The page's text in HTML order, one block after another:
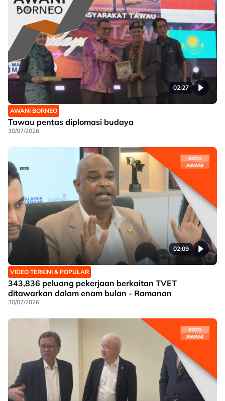
02:27
AWANI BORNEO
Tawau pentas diplomasi budaya
30/07/2026
02:09
VIDEO TERKINI & POPULAR
343,836 peluang pekerjaan berkaitan TVET
ditawarkan dalam enam bulan - Ramanan
30/07/2026